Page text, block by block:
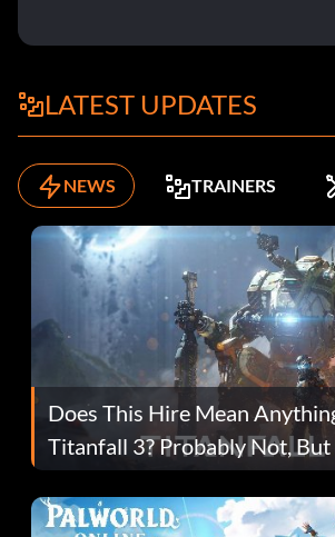
LATEST UPDATES
NEWS TRAINERS
Does This Hire Mean
Titanfall 3? Probably Not, But
Fans Are Hopeful